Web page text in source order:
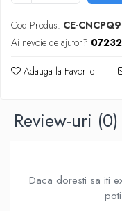
Piese sah electronice
Piese sah electronice
Piese Sah Tematice
Puzzle
Seturi Sah
Ceasuri De Sah Digitale
Cod Produs: CE-
Ai nevoie de ajutor?
Adauga la Favorite
Review-uri (0)
Daca doresti sa iti